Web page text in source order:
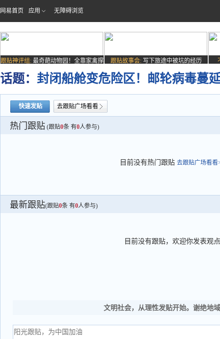
网易首页 应用 无障碍浏览
跟贴神评组: 最奇葩动物园！全靠家禽撑
场子
跟贴故事会: 写下旅途中被坑的经历
话题： 封闭船舱变危险区！邮轮病毒蔓
快速发贴 去跟贴广场看看
热门跟贴 (跟贴0条 有0人参与)
目前没有热门跟贴 去跟贴广场看看
最新跟贴(跟贴0条 有0人参与)
目前没有跟贴，欢迎你发表观点
文明社会，从理性发贴开始。谢绝地